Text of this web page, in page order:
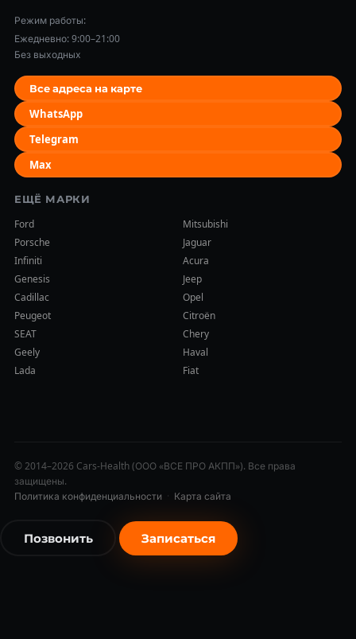
Режим работы:
Ежедневно: 9:00–21:00
Без выходных
Все адреса на карте
WhatsApp
Telegram
Max
ЕЩЁ МАРКИ
Ford
Mitsubishi
Porsche
Jaguar
Infiniti
Acura
Genesis
Jeep
Cadillac
Opel
Peugeot
Citroën
SEAT
Chery
Geely
Haval
Lada
Fiat
© 2014–2026 Cars-Health (ООО «ВСЕ ПРО АКПП»). Все права
защищены.
Политика конфиденциальности · Карта сайта
Позвонить Записаться